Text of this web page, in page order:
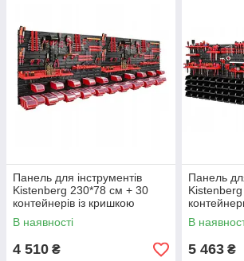
Панель для інструментів
Kistenberg 230*78 см + 30
контейнерів із кришкою
В наявності
4 510 ₴
Панель
В
5 463 ₴